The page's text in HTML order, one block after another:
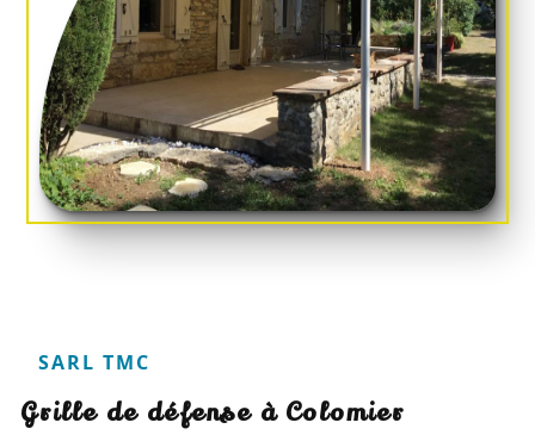
SARL TMC
grille de défense à Colomier